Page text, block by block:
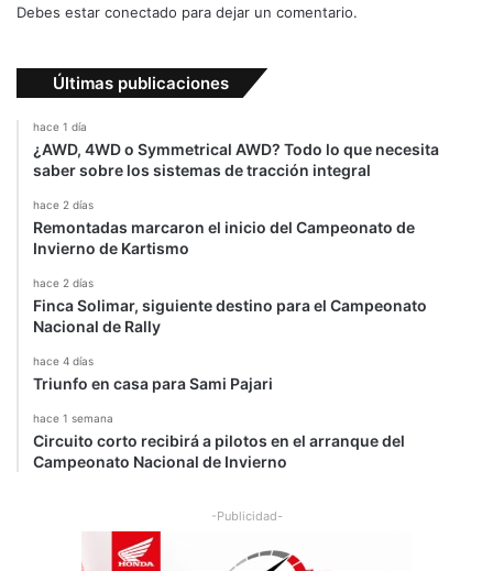
m
a
n
Debes estar conectado para dejar un comentario.
Últimas publicaciones
hace 1 día
¿AWD, 4WD o Symmetrical AWD? Todo lo que necesita
saber sobre los sistemas de tracción integral
hace 2 días
Remontadas marcaron el inicio del Campeonato de
Invierno de Kartismo
hace 2 días
Finca Solimar, siguiente destino para el Campeonato
Nacional de Rally
hace 4 días
Triunfo en casa para Sami Pajari
hace 1 semana
Circuito corto recibirá a pilotos en el arranque del
Campeonato Nacional de Invierno
-Publicidad-